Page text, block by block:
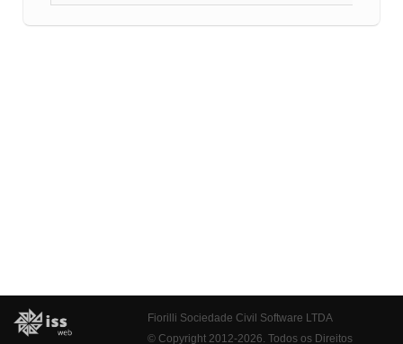
Fiorilli Sociedade Civil Software LTDA
© Copyright 2012-2026. Todos os Direitos